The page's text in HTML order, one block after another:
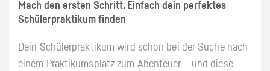
Mach den ersten Schritt. Einfach dein perfektes
Schülerpraktikum finden
Dein Schülerpraktikum wird schon bei der Suche nach
einem Praktikumsplatz zum Abenteuer – und diese